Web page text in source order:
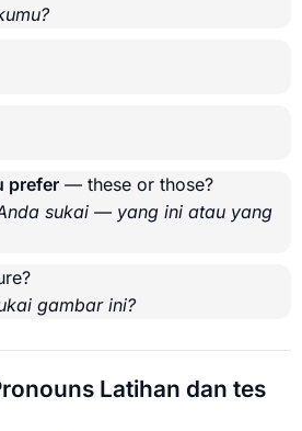
prefer — these or those?
sukai — yang ini atau yang
gambar ini?
Latihan dan tes